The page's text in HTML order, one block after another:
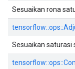
Sesuaikan rona
Sesuaikan saturasi